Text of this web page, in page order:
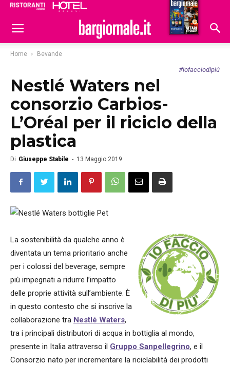
Hoteldomani
Home Bevande
#iofacciodipiù
Nestlé Waters nel
consorzio Carbios-
L’Oréal per il riciclo della
plastica
Di Giuseppe Stabile - 13 Maggio 2019
La sostenibilità da qualche anno è
diventata un tema prioritario anche
per i colossi del beverage, sempre
più impegnati a ridurre l’impatto
delle proprie attività sull’ambiente. È
in questo contesto che si inscrive la
collaborazione tra Nestlé Waters,
tra i principali distributori di acqua in bottiglia al mondo,
presente in Italia attraverso il Gruppo Sanpellegrino, e il
Consorzio nato per incrementare la riciclabilità dei prodotti